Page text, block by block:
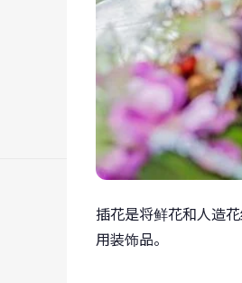
插花是将鲜花和人造
用装饰品。